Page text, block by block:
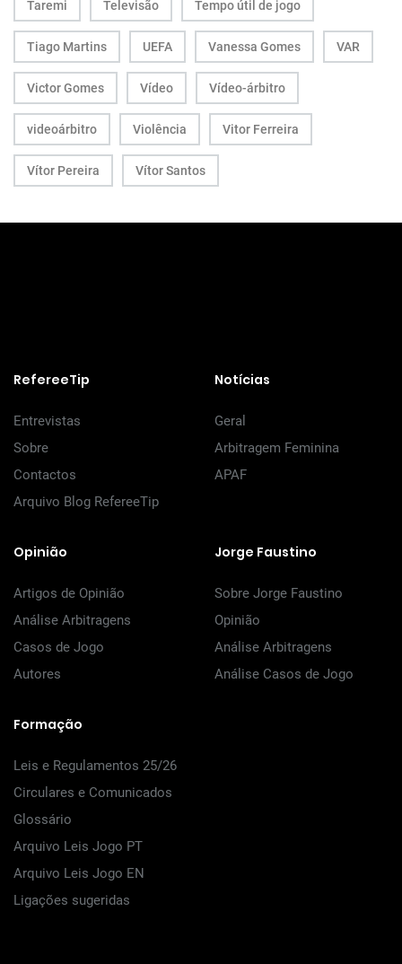
Taremi Televisão Tempo útil de jogo
Tiago Martins UEFA Vanessa Gomes VAR
Victor Gomes Vídeo Vídeo-árbitro
videoárbitro Violência Vitor Ferreira
Vítor Pereira Vítor Santos
RefereeTip
Entrevistas
Sobre
Contactos
Arquivo Blog RefereeTip
Notícias
Geral
Arbitragem Feminina
APAF
Opinião
Artigos de Opinião
Análise Arbitragens
Casos de Jogo
Autores
Jorge Faustino
Sobre Jorge Faustino
Opinião
Análise Arbitragens
Análise Casos de Jogo
Formação
Leis e Regulamentos 25/26
Circulares e Comunicados
Glossário
Arquivo Leis Jogo PT
Arquivo Leis Jogo EN
Ligações sugeridas